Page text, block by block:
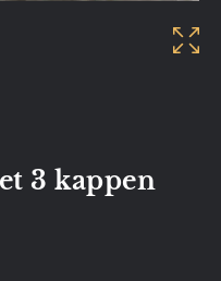
3 kappen